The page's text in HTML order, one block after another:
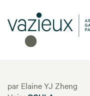
par Elaine YJ Zheng